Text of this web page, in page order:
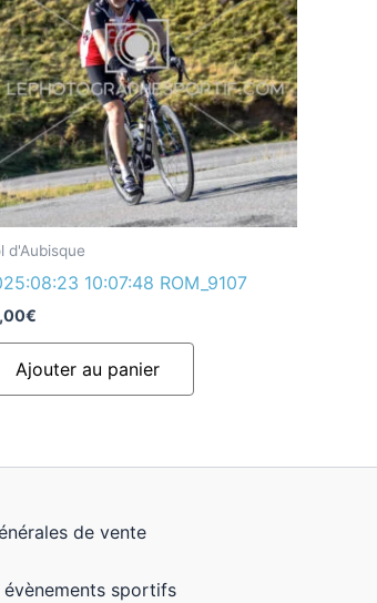
d'Aubisque
10:07:48 ROM_9107
€
Ajouter au panier
de vente
sportifs